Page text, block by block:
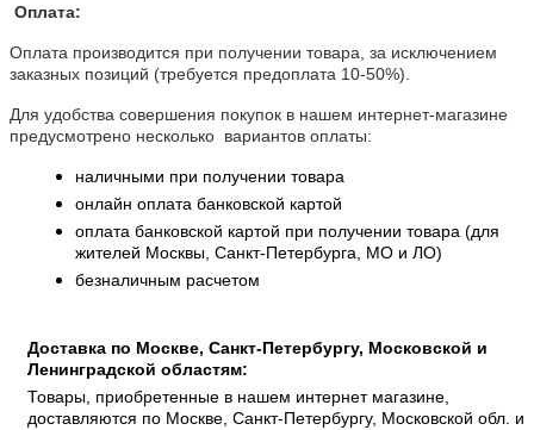
Оплата:
Оплата производится при получении товара, за исключением
заказных позиций (требуется предоплата 10-50%).
Для удобства совершения покупок в нашем интернет-магазине
предусмотрено несколько вариантов оплаты:
наличными при получении товара
онлайн оплата банковской картой
оплата банковской картой при получении товара (для
жителей Москвы, Санкт-Петербурга, МО и ЛО)
безналичным расчетом
Доставка по Москве, Санкт-Петербургу, Московской и
Ленинградской областям:
Товары, приобретенные в нашем интернет магазине,
доставляются по Москве, Санкт-Петербургу, Московской обл. и